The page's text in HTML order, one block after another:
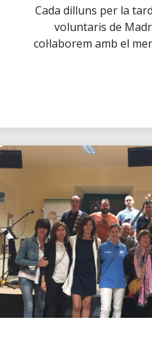
Cada dilluns per la
voluntaris de
col·laborem amb el